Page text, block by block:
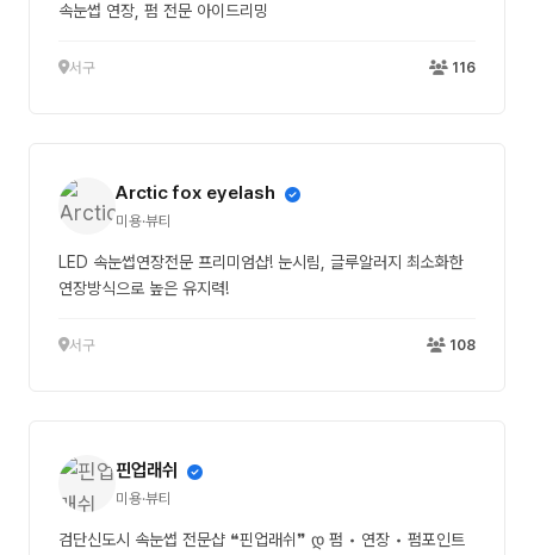
속눈썹 연장, 펌 전문 아이드리밍
서구 116
Arctic fox eyelash
미용·뷰티
LED 속눈썹연장전문 프리미엄샵! 눈시림, 글루알러지 최소화한
연장방식으로 높은 유지력!
서구 108
핀업래쉬
미용·뷰티
검단신도시 속눈썹 전문샵 ❝핀업래쉬❞ დ 펌 • 연장 • 펌포인트